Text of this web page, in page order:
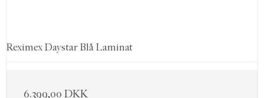
Reximex Daystar Blå Laminat
6.399,00 DKK